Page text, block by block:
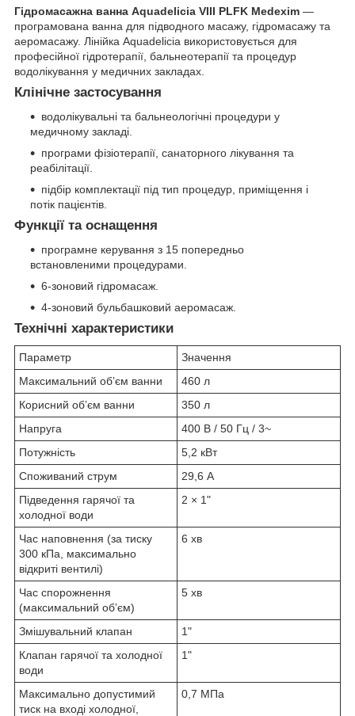
Гідромасажна ванна Aquadelicia VIII PLFK Medexim —
програмована ванна для підводного масажу, гідромасажу та
аеромасажу. Лінійка Aquadelicia використовується для
професійної гідротерапії, бальнеотерапії та процедур
водолікування у медичних закладах.
Клінічне застосування
водолікувальні та бальнеологічні процедури у
медичному закладі.
програми фізіотерапії, санаторного лікування та
реабілітації.
підбір комплектації під тип процедур, приміщення і
потік пацієнтів.
Функції та оснащення
програмне керування з 15 попередньо
встановленими процедурами.
6-зоновий гідромасаж.
4-зоновий бульбашковий аеромасаж.
Технічні характеристики
Параметр
Значення
Максимальний об’єм ванни
460 л
Корисний об’єм ванни
350 л
Напруга
400 В / 50 Гц / 3~
Потужність
5,2 кВт
Споживаний струм
29,6 А
Підведення гарячої та
холодної води
2 × 1"
Час наповнення (за тиску
300 кПа, максимально
відкриті вентилі)
6 хв
Час спорожнення
(максимальний об’єм)
5 хв
Змішувальний клапан
1"
Клапан гарячої та холодної
води
1"
Максимально допустимий
тиск на вході холодної,
0,7 МПа